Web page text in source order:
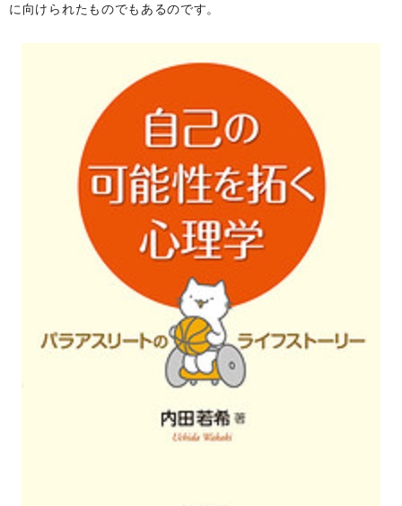
に向けられたものでもあるのです。